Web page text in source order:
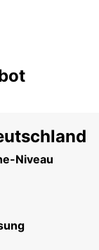
Niveau